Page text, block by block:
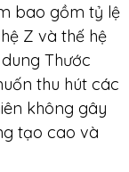
bao gồm tỷ lệ
Z và thế hệ
Thước
thu hút các
không gây
tạo cao và